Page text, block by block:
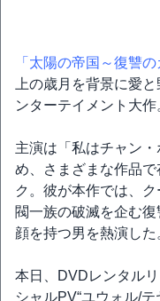
「太陽の帝国～復讐の
上の歳月を背景に愛
ンターテイメント大作
主演は「私はチャン
め、さまざまな作品
ク。彼が本作では、
閥一族の破滅を企む
顔を持つ男を熱演した
本日、DVDレンタル
シャルPV“ユウォル/